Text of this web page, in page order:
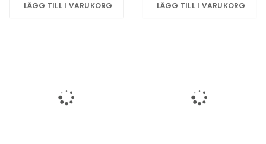
LÄGG TILL I VARUKORG LÄGG TILL I VARUKORG